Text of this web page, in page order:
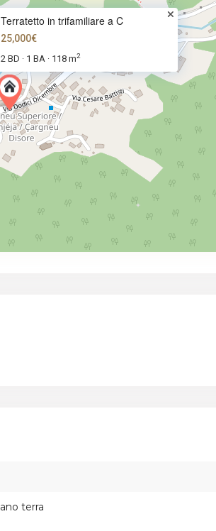
Terratetto in trifamiliare a C
25,000€
2 BD · 1 BA · 118 m2